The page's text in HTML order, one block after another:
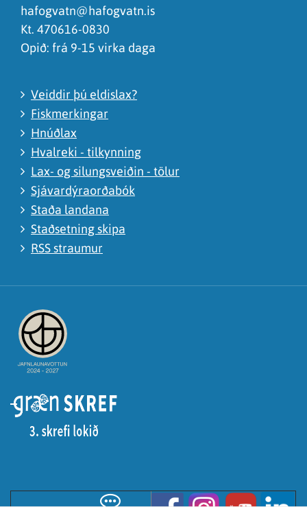
hafogvatn@hafogvatn.is
Kt. 470616-0830
Opið: frá 9-15 virka daga
Veiddir þú eldislax?
Fiskmerkingar
Hnúðlax
Hvalreki - tilkynning
Lax- og silungsveiðin - tölur
Sjávardýraorðabók
Staða landana
Staðsetning skipa
RSS straumur